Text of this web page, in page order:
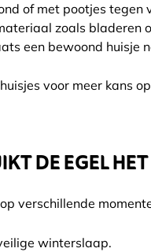
of met pootjes tegen
zoals bladeren
een bewoond huisje
voor meer kans
DE EGEL
verschillende
winterslaap.